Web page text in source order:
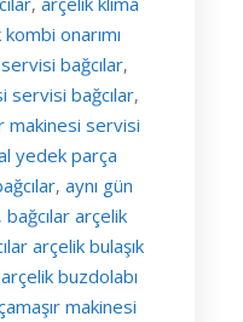
onarımı
bağcılar,
servisi bağcılar,
makinesi servisi
yedek parça
, aynı gün
bağcılar arçelik
arçelik bulaşık
buzdolabı
makinesi